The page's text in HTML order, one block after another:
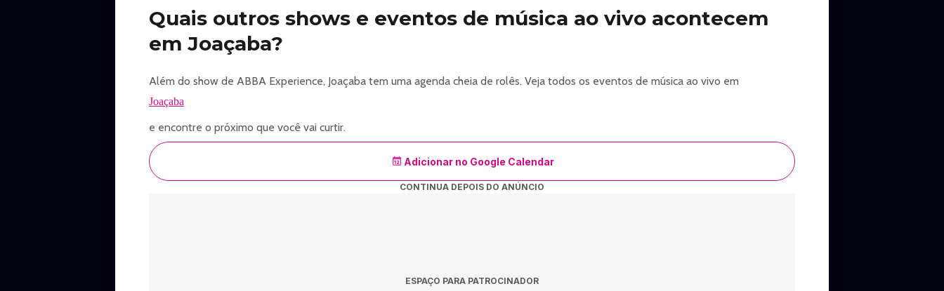
Quais outros shows e eventos de música ao vivo acontecem
em Joaçaba?
Além do show de ABBA Experience, Joaçaba tem uma agenda cheia de rolês. Veja todos os eventos de música ao vivo em
Joaçaba
e encontre o próximo que você vai curtir.
Adicionar no Google Calendar
CONTINUA DEPOIS DO ANÚNCIO
ESPAÇO PARA PATROCINADOR